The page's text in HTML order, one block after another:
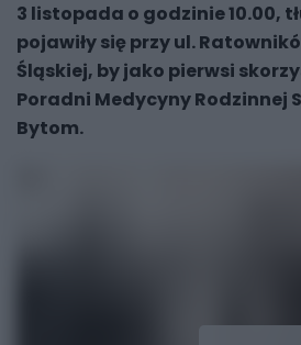
3 listopada o godzinie 10.00,
pojawiły się przy ul.
Śląskiej, by jako pierwsi
Poradni Medycyny Rodzinnej
Bytom.